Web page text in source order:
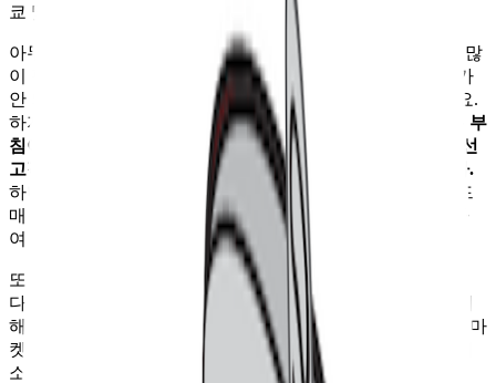
쿄 및 수도권 공략에 집중하고 있다고 합니다.
아무리 소형 슈퍼마켓이라도 배후 고객은 분명 편의점보다 많
이 필요할 거란 걸 감안하면 이러한 출점 전략은 약간 이해가
안 되긴 합니다. 점포 간 카니발리제이션이 날 수 있으니까요.
하지만 마이바스켓은 자신이 았었습니다.
개별 매장 매출은 부
침이 있을 수 있었도, 이렇게 하다 보면 전체 브랜드 관점에선
고객들이 매장을 계속 찾게 될 거라는 확신이 있었던 겁니다.
하나의 점포를 잘 만들기보다는 최소 해당 권역, 전체 브랜드
매출에 집중했던 거죠. 심지어 운영까지도 한 명의 매니저가
여러 점포를 동시에 관리하도록 했다고 하고요.
또한 동시에 직영이 되면서 고객 경험도 유지할 수 있었습니
다. 대략 대여섯 개의 점포를 둘러보며 마이바스켓을 깊게 이
해해 보려 했는데요. 작은 매장 크기에도 마이바스켓이 슈퍼마
켓처럼 느껴지게 만든 건 크게 세 가지 상품군이었습니다. 채
소, 청과, 정육 등의 신선식품, 반찬 등의 델리제품류, 그리고